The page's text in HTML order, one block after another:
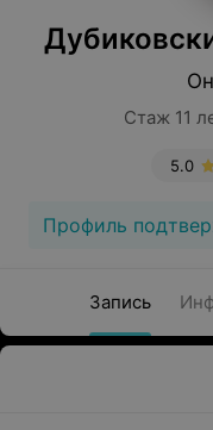
Стаж 11
5.0
Профиль
Запись